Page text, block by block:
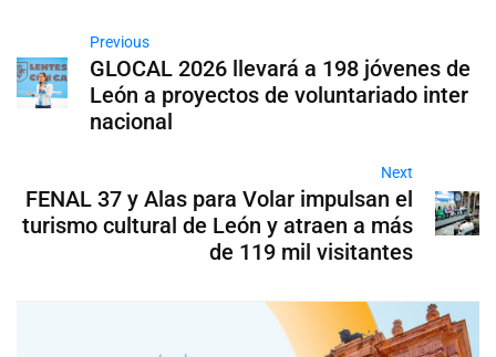
Previous
GLOCAL 2026 llevará a 198 jóvenes de
León a proyectos de voluntariado inter
nacional
Next
FENAL 37 y Alas para Volar impulsan el
turismo cultural de León y atraen a más
de 119 mil visitantes